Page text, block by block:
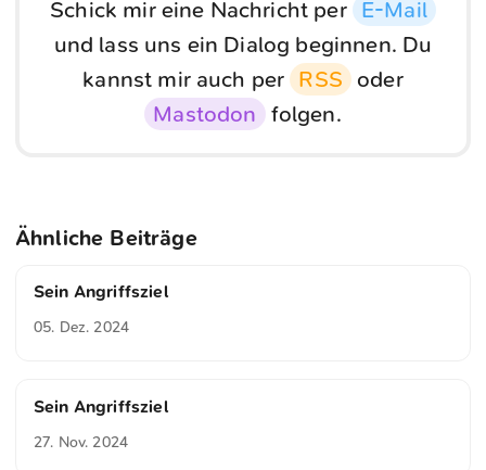
Schick mir eine Nachricht per E-Mail
und lass uns ein Dialog beginnen. Du
kannst mir auch per RSS oder
Mastodon folgen.
Ähnliche Beiträge
Sein Angriffsziel
05. Dez. 2024
Sein Angriffsziel
27. Nov. 2024